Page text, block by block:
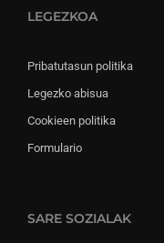
LEGEZKOA
Pribatutasun politika
Legezko abisua
Cookieen politika
Formulario
SARE SOZIALAK